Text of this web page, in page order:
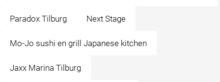
Paradox Tilburg Next Stage
Mo-Jo sushi en grill Japanese kitchen
Jaxx Marina Tilburg